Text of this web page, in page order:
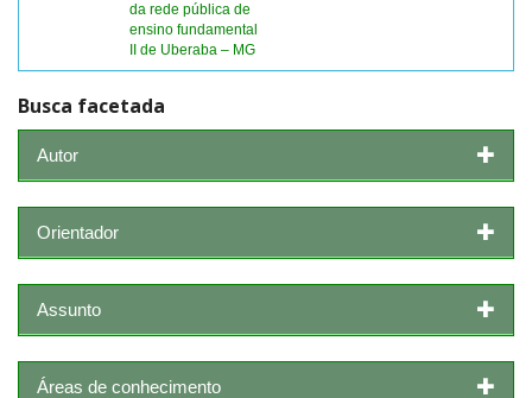
da rede pública de
ensino fundamental
II de Uberaba – MG
Busca facetada
Autor
Orientador
Assunto
Áreas de conhecimento